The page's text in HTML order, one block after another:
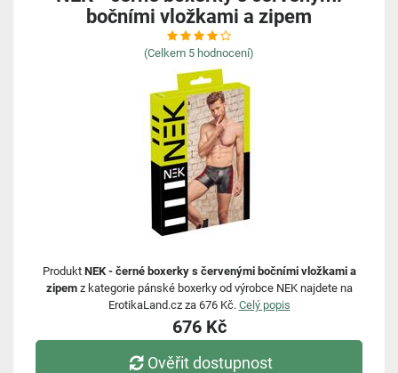
bočními vložkami a zipem
(Celkem 5 hodnocení)
Produkt NEK - černé boxerky s červenými bočními vložkami a
zipemz kategorie pánské boxerky od výrobce NEK najdete na
ErotikaLand.cz za 676 Kč. Celý popis
676 Kč
Ověřit dostupnost